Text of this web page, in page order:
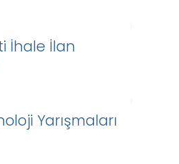
İhale İlan
Yarışmaları